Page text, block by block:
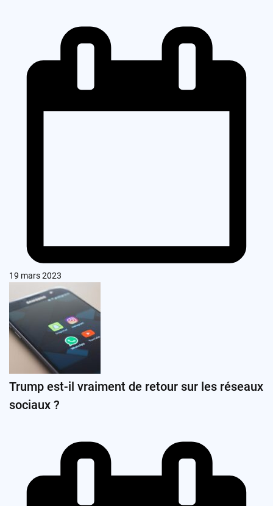
19 mars 2023
Trump est-il vraiment de retour sur les réseaux
sociaux ?